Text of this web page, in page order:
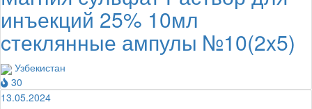
инъекций 25% 10мл
cтеклянные ампулы №10(2x5)
Узбекистан
30
13.05.2024